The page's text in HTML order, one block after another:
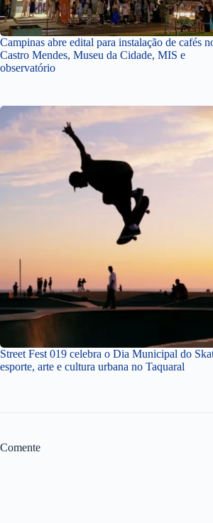
Campinas abre edital para instalação de cafés
Castro Mendes, Museu da Cidade, MIS e
observatório
Street Fest 019 celebra o Dia Municipal do
esporte, arte e cultura urbana no Taquaral
Comente